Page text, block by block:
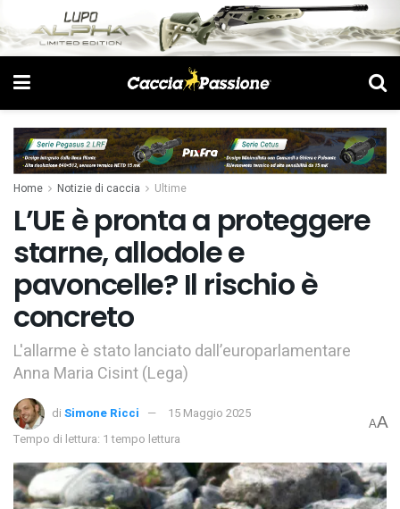
Home Notizie di caccia Ultime
L’UE è pronta a proteggere
starne, allodole e
pavoncelle? Il rischio è
concreto
L'allarme è stato lanciato dall’europarlamentare
Anna Maria Cisint (Lega)
di Simone Ricci
15 Maggio 2025
Tempo di lettura: 1 tempo lettura
AA